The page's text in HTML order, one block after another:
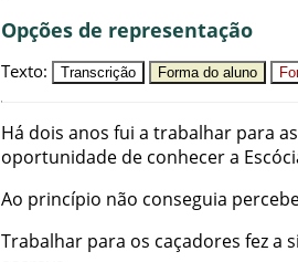
Opções de representação
Texto: Transcrição Forma do aluno
Há dois anos fui a trabalhar para as
oportunidade de conhecera
Ao princípio não conseguia
Trabalhar para os caçadores feza